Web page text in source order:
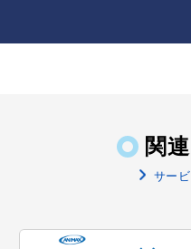
関
サー